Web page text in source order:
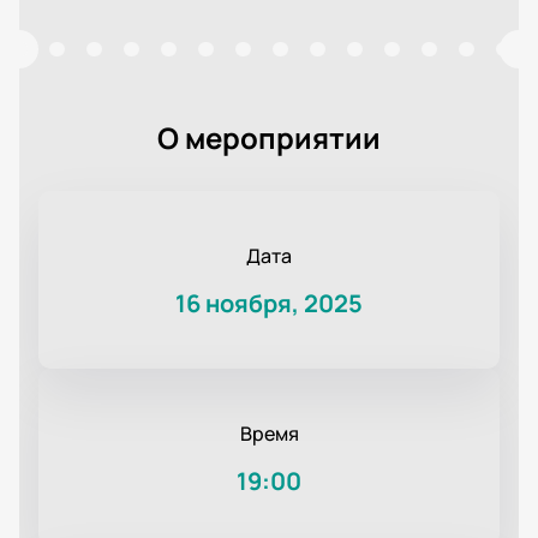
О мероприятии
Дата
16 ноября, 2025
Время
19:00